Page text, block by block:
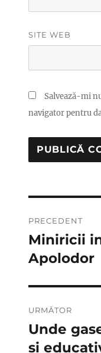
SITE WEB
Salvează-mi
navigator pentru
în
articole
PRECEDENT
Articolul
anterior:
Miniricii
Apolodor
URMĂTOR
Articolul
următor:
Unde
si